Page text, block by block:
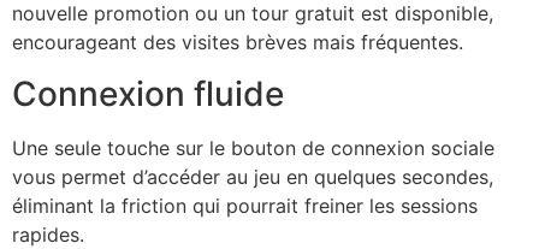
nouvelle promotion ou un tour gratuit est disponible,
encourageant des visites brèves mais fréquentes.
Connexion fluide
Une seule touche sur le bouton de connexion sociale
vous permet d’accéder au jeu en quelques secondes,
éliminant la friction qui pourrait freiner les sessions
rapides.